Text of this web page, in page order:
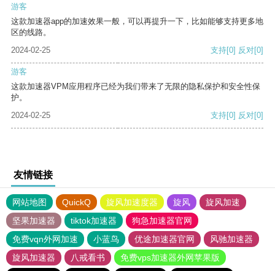
游客
这款加速器app的加速效果一般，可以再提升一下，比如能够支持更多地
区的线路。
2024-02-25
支持[0] 反对[0]
游客
这款加速器VPM应用程序已经为我们带来了无限的隐私保护和安全性保
护。
2024-02-25
支持[0] 反对[0]
友情链接
网站地图 QuickQ 旋风加速度器 旋风
旋风加速
坚果加速器
tiktok加速器
狗急加速器官网
免费vqn外网加速
小蓝鸟 优途加速器官网
风驰加速器
旋风加速器
八戒看书 免费vps加速器外网苹果版